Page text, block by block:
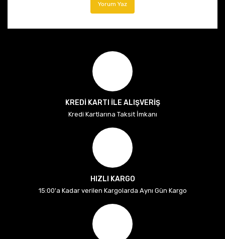
Yorum Yaz
KREDİ KARTI İLE ALIŞVERİŞ
Kredi Kartlarına Taksit İmkanı
HIZLI KARGO
15:00'a Kadar verilen Kargolarda Aynı Gün Kargo